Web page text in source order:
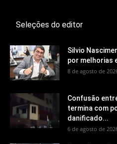
Seleções do editor
Silvio
por melhorias
8 de agosto de
Confusão
termina com
danificado...
6 de agosto de